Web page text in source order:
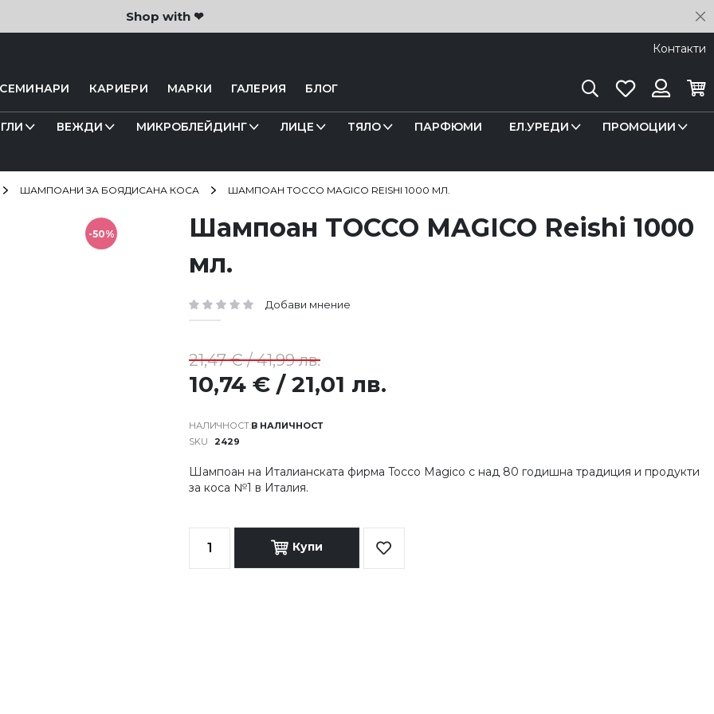
Shop with ❤
Контакти
КАРИЕРИ МАРКИ ГАЛЕРИЯ БЛОГ
ТърсенеЛюбими
ВЕЖДИ МИКРОБЛЕЙДИНГ ЛИЦЕ ТЯЛО ПАРФЮМИ ЕЛ.УРЕДИ ПРОМОЦИИ
ШАМПОАНИ ЗА БОЯДИСАНА КОСА ШАМПОАН TOCCO MAGICO REISHI 1000 МЛ.
Шампоан TOCCO MAGICO Reishi 1000
мл.
рейтинг: Добави мнение
В НАЛИЧНОСТ
SKU
2429
Шампоан на Италианската фирма Tocco Magico с над 80 годишна традиция и продукти
за коса №1 в Италия.
10,74 € / 21,01 лв.
21,47 € / 41,99 лв.
Купи
Добави
в
-50%